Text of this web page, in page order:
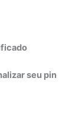
seu pin